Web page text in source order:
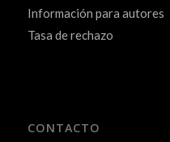
Información para autores
Tasa de rechazo
CONTACTO